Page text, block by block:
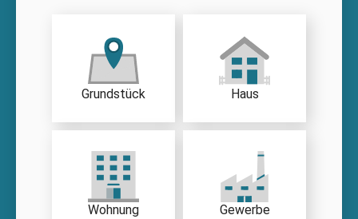
Grundstück Haus
Wohnung Gewerbe